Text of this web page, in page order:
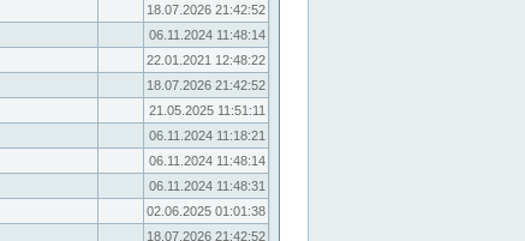
18.07.2026 21:42:52
06.11.2024 11:48:14
22.01.2021 12:48:22
18.07.2026 21:42:52
21.05.2025 11:51:11
06.11.2024 11:18:21
06.11.2024 11:48:14
06.11.2024 11:48:31
02.06.2025 01:01:38
18.07.2026 21:42:52